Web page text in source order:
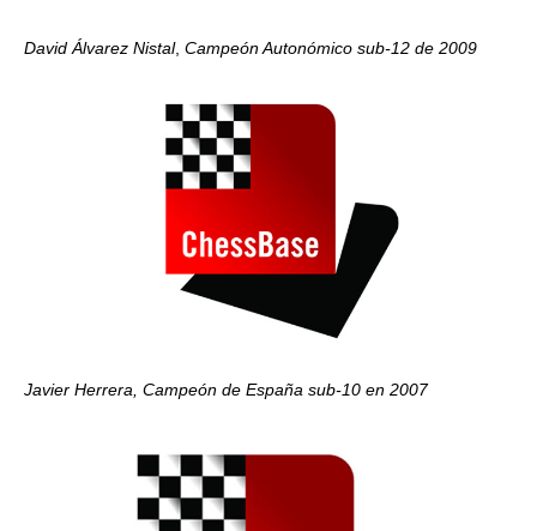
David Álvarez Nistal, Campeón Autonómico sub-12 de 2009
Javier Herrera, Campeón de España sub-10 en 2007